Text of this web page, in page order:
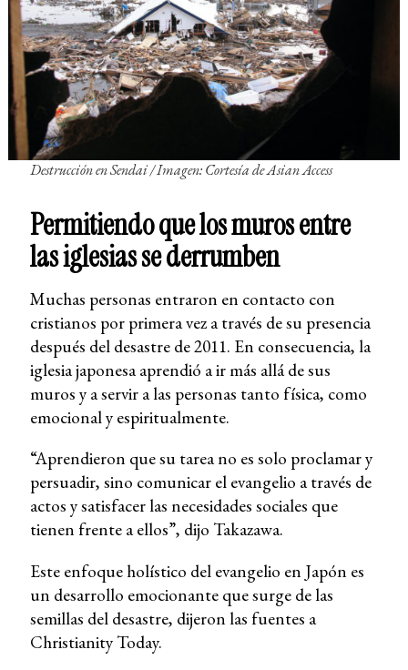
Destrucción en Sendai/ Imagen: Cortesía de Asian Access
Permitiendo que los muros entre
las iglesias se derrumben
Muchas personas entraron en contacto con
cristianos por primera vez a través de su presencia
después del desastre de 2011. En consecuencia, la
iglesia japonesa aprendió a ir más allá de sus
muros y a servir a las personas tanto física, como
emocional y espiritualmente.
“Aprendieron que su tarea no es solo proclamar y
persuadir, sino comunicar el evangelio a través de
actos y satisfacer las necesidades sociales que
tienen frente a ellos”, dijo Takazawa.
Este enfoque holístico del evangelio en Japón es
un desarrollo emocionante que surge de las
semillas del desastre, dijeron las fuentes a
Christianity Today.